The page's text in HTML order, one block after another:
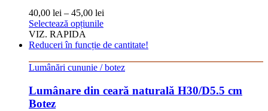
în
pagina
40,00 lei – 45,00 lei
Selectează opțiunileAcest
are
multe
Opțiunile
pot
VIZ. RAPIDA
Reduceri în funcție de cantitate!
Lumânări cununie / botez
Lumânare din ceară naturală H30/D5.5 cm
Botez